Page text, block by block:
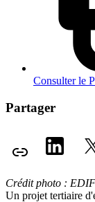
Consulter le
Partager
Crédit photo :
Un projet tertiaire